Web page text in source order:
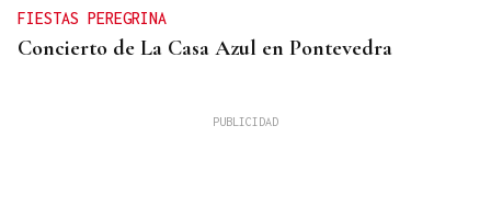
FIESTAS PEREGRINA
Concierto de La Casa Azul en Pontevedra